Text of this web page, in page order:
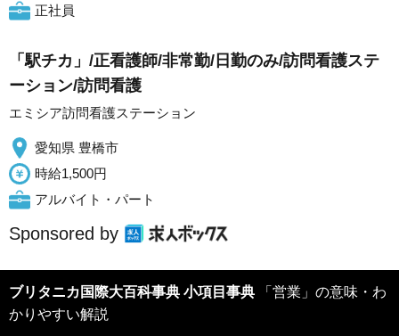
正社員
「駅チカ」/正看護師/非常勤/日勤のみ/訪問看護ステ
ーション/訪問看護
エミシア訪問看護ステーション
愛知県 豊橋市
時給1,500円
アルバイト・パート
Sponsored by
ブリタニカ国際大百科事典 小項目事典 「営業」の意味・わ
かりやすい解説